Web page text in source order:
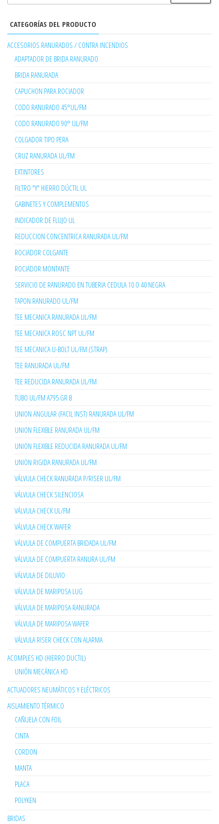
CATEGORÍAS DEL PRODUCTO
ACCESORIOS RANURADOS / CONTRA INCENDIOS
ADAPTADOR DE BRIDA RANURADO
BRIDA RANURADA
CAPUCHON PARA ROCIADOR
CODO RANURADO 45°UL/FM
CODO RANURADO 90° UL/FM
COLGADOR TIPO PERA
CRUZ RANURADA UL/FM
EXTINTORES
FILTRO "Y" HIERRO DÚCTIL UL
GABINETES Y COMPLEMENTOS
INDICADOR DE FLUJO UL
REDUCCION CONCENTRICA RANURADA UL/FM
ROCIADOR COLGANTE
ROCIADOR MONTANTE
SERVICIO DE RANURADO EN TUBERIA CEDULA 10 O 40 NEGRA
TAPON RANURADO UL/FM
TEE MECANICA RANURADA UL/FM
TEE MECANICA ROSC NPT UL/FM
TEE MECANICA U-BOLT UL/FM (STRAP)
TEE RANURADA UL/FM
TEE REDUCIDA RANURADA UL/FM
TUBO UL/FM A795 GR B
UNION ANGULAR (FACIL INST) RANURADA UL/FM
UNION FLEXIBLE RANURADA UL/FM
UNION FLEXIBLE REDUCIDA RANURADA UL/FM
UNION RIGIDA RANURADA UL/FM
VÁLVULA CHECK RANURADA P/RISER UL/FM
VÁLVULA CHECK SILENCIOSA
VÁLVULA CHECK UL/FM
VÁLVULA CHECK WAFER
VÁLVULA DE COMPUERTA BRIDADA UL/FM
VÁLVULA DE COMPUERTA RANURA UL/FM
VÁLVULA DE DILUVIO
VÁLVULA DE MARIPOSA LUG
VÁLVULA DE MARIPOSA RANURADA
VÁLVULA DE MARIPOSA WAFER
VÁLVULA RISER CHECK CON ALARMA
ACOMPLES HD (HIERRO DUCTIL)
UNIÓN MECÁNICA HD
ACTUADORES NEUMÁTICOS Y ELÉCTRICOS
AISLAMIENTO TÉRMICO
CAÑUELA CON FOIL
CINTA
CORDON
MANTA
PLACA
POLYKEN
BRIDAS